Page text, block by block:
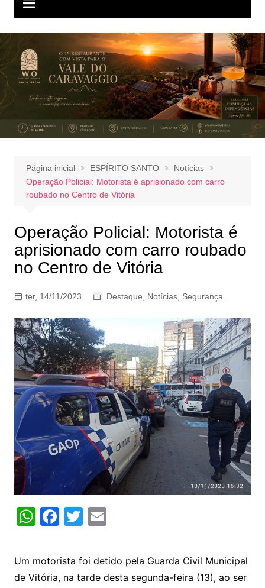
Página inicial ESPÍRITO SANTO
Notícias
Operação Policial: Motorista é aprisionado com carro
roubado no Centro de Vitória
Operação Policial: Motorista é
aprisionado com carro roubado
no Centro de Vitória
ter, 14/11/2023 Destaque Notícias, Segurança
W
at
s
F
c
e
T
itt
er
E
ai
l
Um motorista foi detido pela Guarda Civil Municipal
de Vitória, na tarde desta segunda-feira (13), ao ser